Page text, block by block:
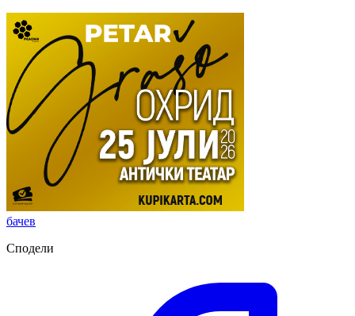
бачев
Сподели